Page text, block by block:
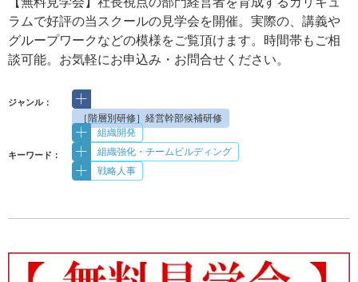
ラムで好評の当スクールの見学会を開催。実際の、講義や
グループワークなどの模様をご覧頂けます。時間帯もご相
談可能。お気軽にお申込み・お問合せください。
ジャンル：
［階層別研修］経営幹部候補研修
キーワード：
組織開発
組織強化・チームビルディング
戦略人事